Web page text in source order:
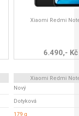
Xiaomi Redmi
6.490,- Kč
Xiaomi Redmi
Nový
Dotyková
179 g